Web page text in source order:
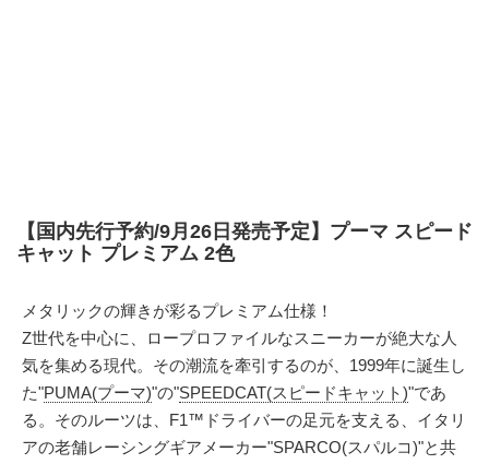
【国内先行予約/9月26日発売予定】プーマ スピード
キャット プレミアム 2色
メタリックの輝きが彩るプレミアム仕様！
Z世代を中心に、ロープロファイルなスニーカーが絶大な人
気を集める現代。その潮流を牽引するのが、1999年に誕生し
た"PUMA(プーマ)"の"SPEEDCAT(スピードキャット)"であ
る。そのルーツは、F1™ドライバーの足元を支える、イタリ
アの老舗レーシングギアメーカー"SPARCO(スパルコ)"と共